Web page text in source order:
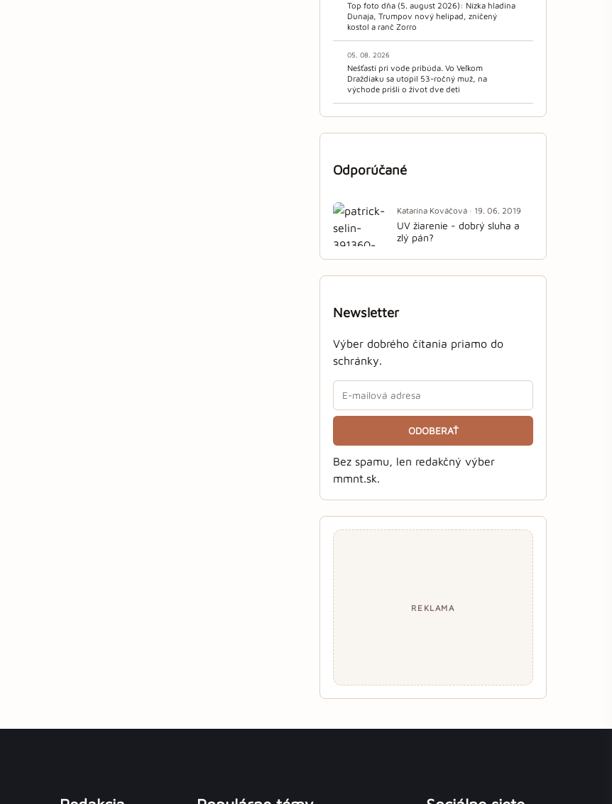
Top foto dňa (5. august 2026): Nízka hladina
Dunaja, Trumpov nový helipad, zničený
kostol a ranč Zorro
05. 08. 2026
Nešťastí pri vode pribúda. Vo Veľkom
Draždiaku sa utopil 53-ročný muž, na
východe prišli o život dve deti
Odporúčané
Katarína Kováčová · 19. 06. 2019
UV žiarenie - dobrý sluha a
zlý pán?
Newsletter
Výber dobrého čítania priamo do
schránky.
ODOBERAŤ
Bez spamu, len redakčný výber
mmnt.sk.
REKLAMA